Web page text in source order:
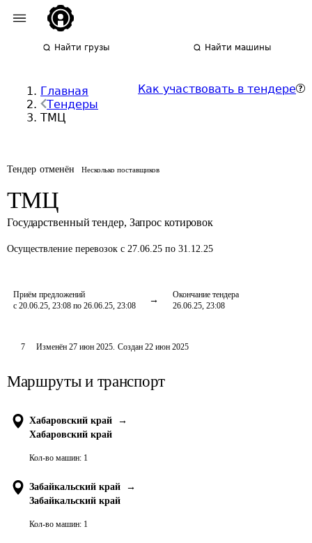
Найти грузы Найти машины
Главная
Тендеры
ТМЦ
Как участвовать в тендере
Тендер отменён Несколько поставщиков
ТМЦ
Государственный тендер, Запрос котировок
Осуществление перевозок с 27.06.25 по 31.12.25
Приём предложений
с 20.06.25, 23:08 по 26.06.25, 23:08
Окончание тендера
26.06.25, 23:08
7 Изменён 27 июн 2025. Создан 22 июн 2025
Маршруты и транспорт
Хабаровский край
→
Хабаровский край
Кол-во машин: 1
Забайкальский край
→
Забайкальский край
Кол-во машин: 1